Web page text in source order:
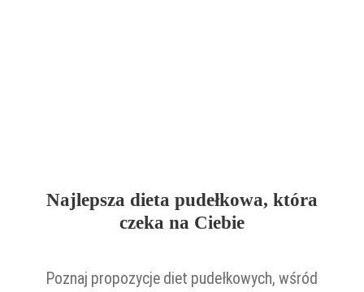
Najlepsza dieta pudełkowa, która
czeka na Ciebie
Poznaj propozycje diet pudełkowych, wśród